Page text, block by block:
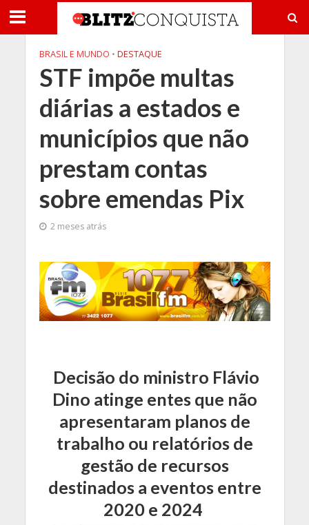
BRASIL E MUNDO • DESTAQUE
STF impõe multas
diárias a estados e
municípios que não
prestam contas
sobre emendas Pix
2 meses atrás
Decisão do ministro Flávio
Dino atinge entes que não
apresentaram planos de
trabalho ou relatórios de
gestão de recursos
destinados a eventos entre
2020 e 2024